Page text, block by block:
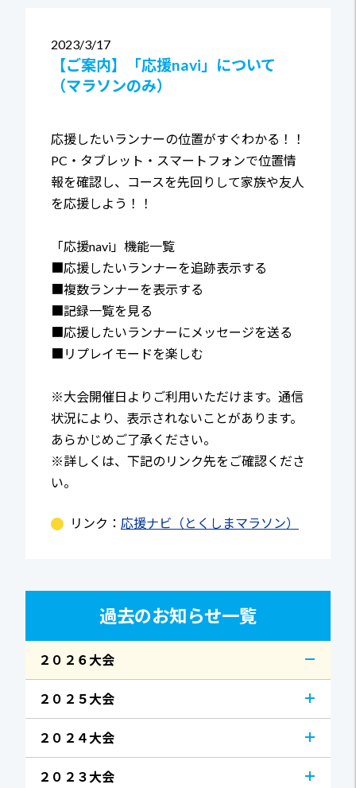
2023 3/17
【ご案内】「応援navi」について
（マラソンのみ）
応援したいランナーの位置がすぐわかる！！
PC・タブレット・スマートフォンで位置情
報を確認し、コースを先回りして家族や友人
を応援しよう！！
「応援navi」機能一覧
■応援したいランナーを追跡表示する
■複数ランナーを表示する
■記録一覧を見る
■応援したいランナーにメッセージを送る
■リプレイモードを楽しむ
※大会開催日よりご利用いただけます。通信
状況により、表示されないことがあります。
あらかじめご了承ください。
※詳しくは、下記のリンク先をご確認くださ
い。
リンク： 応援ナビ（とくしまマラソン）
過去のお知らせ一覧
２０２６大会
２０２５大会
２０２４大会
２０２３大会